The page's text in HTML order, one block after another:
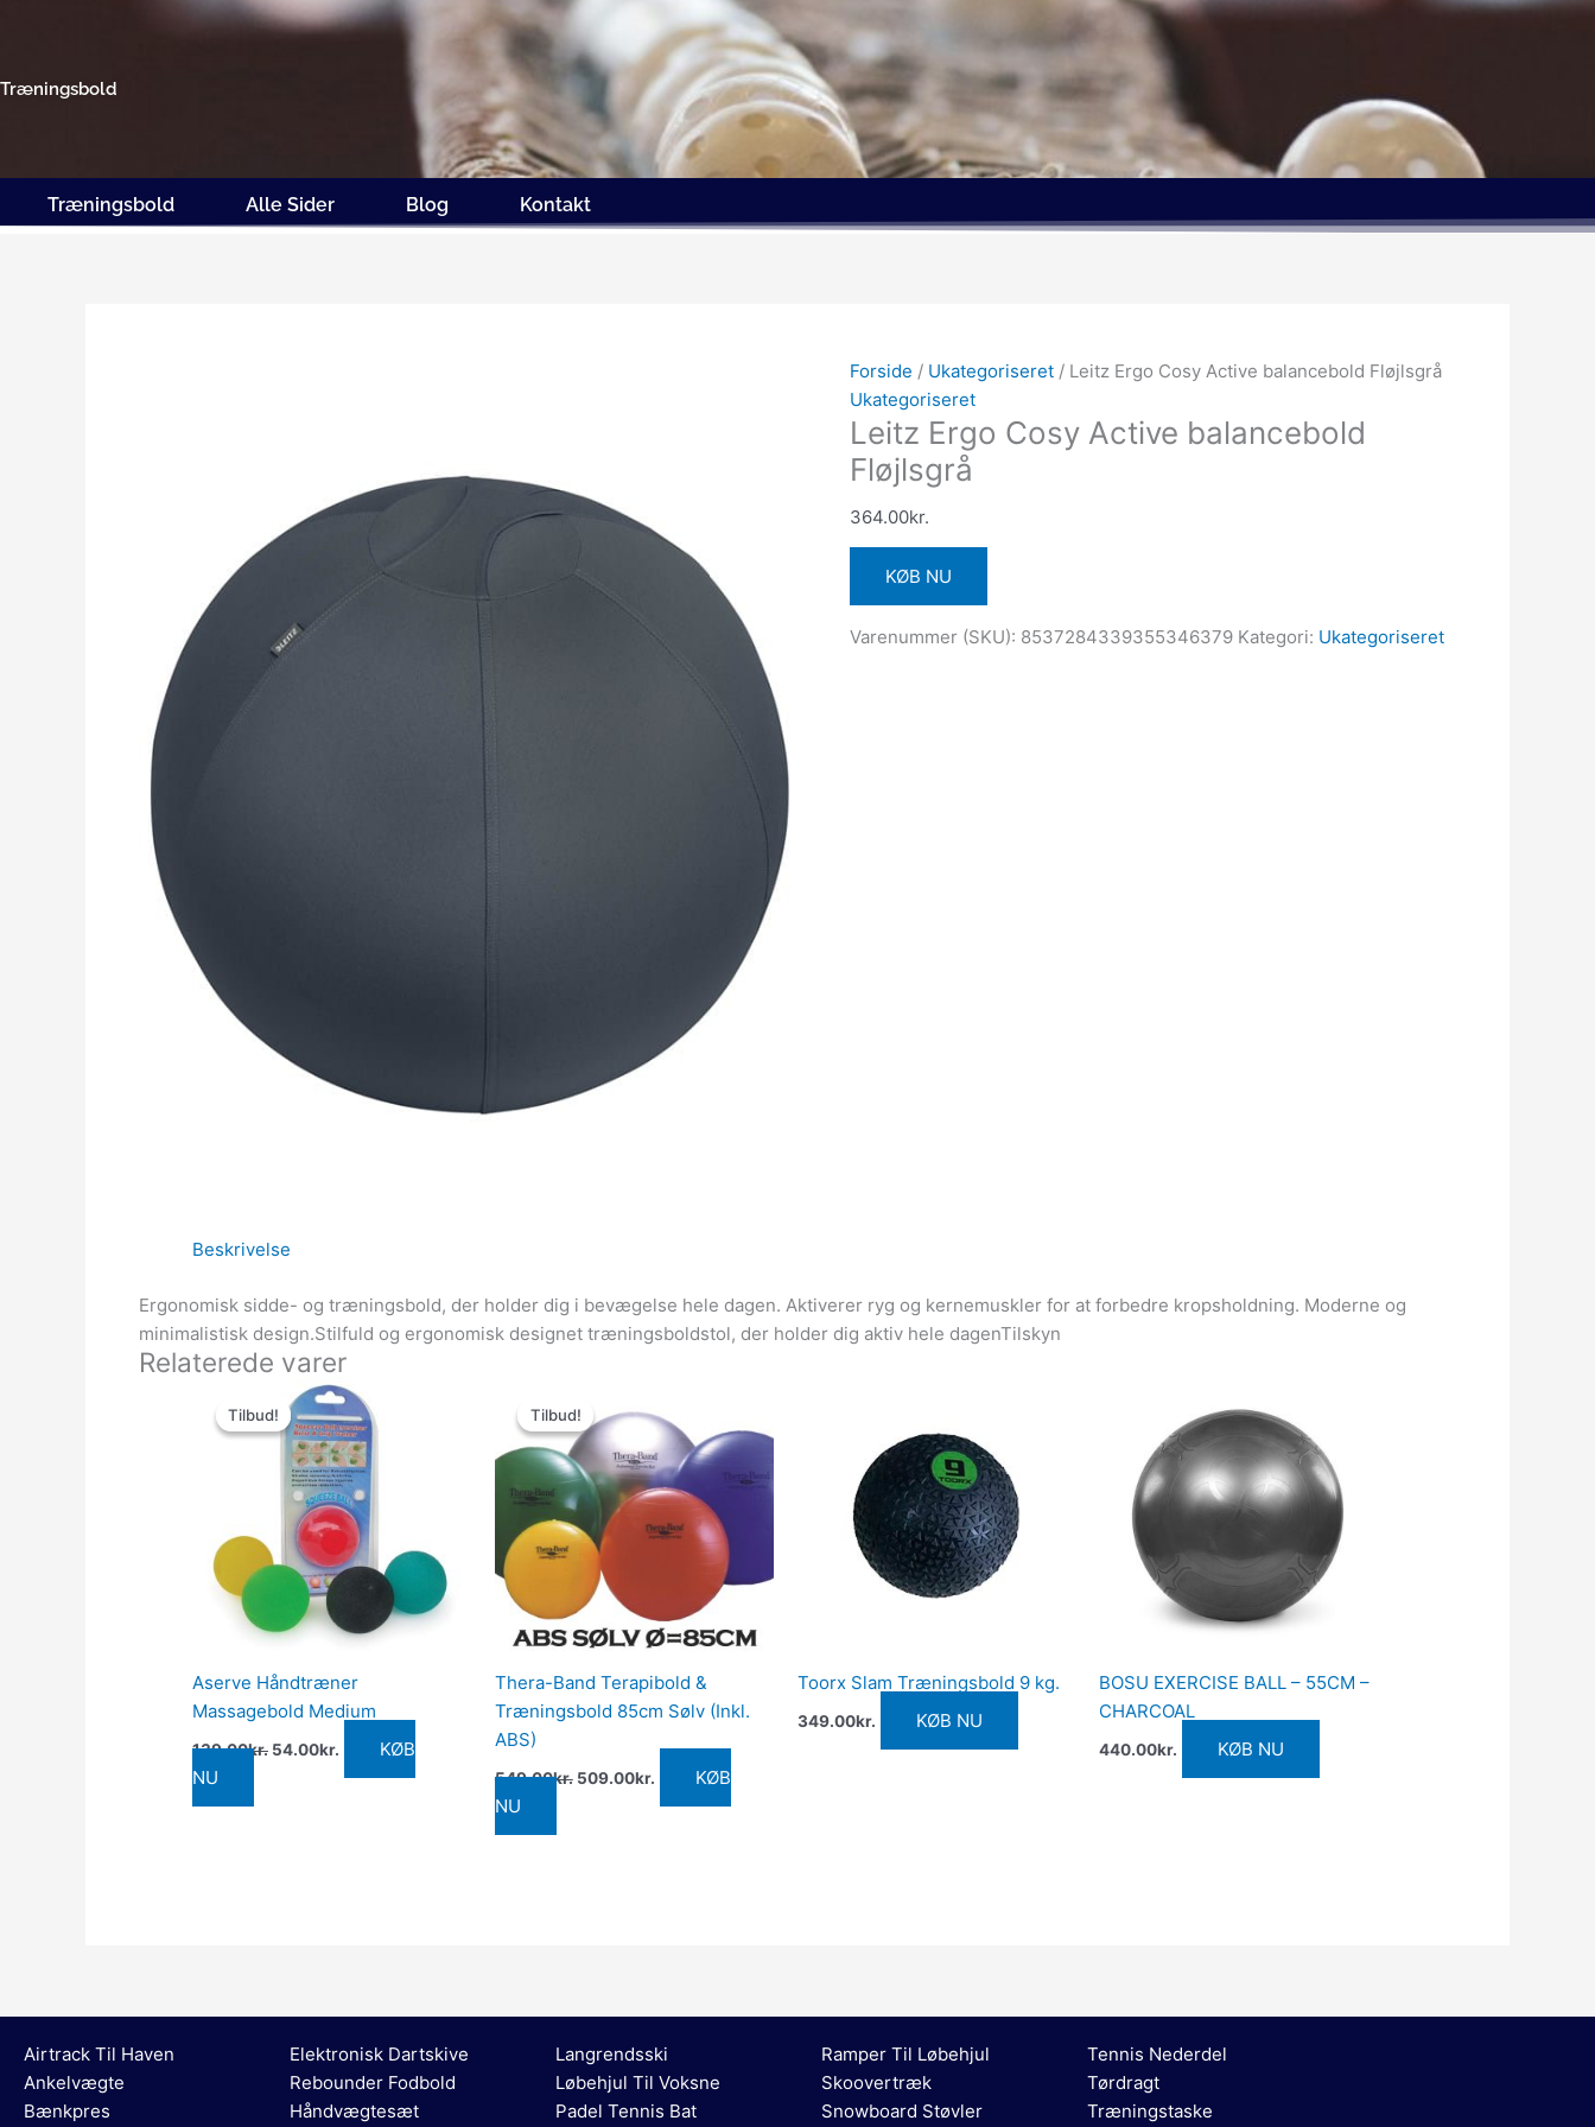
Træningsbold
Træningsbold Alle Sider Blog Kontakt
Forside / Ukategoriseret / Leitz Ergo Cosy Active balancebold Fløjlsgrå
Ukategoriseret
Leitz Ergo Cosy Active balancebold
Fløjlsgrå
364.00kr.
KØB NU
Varenummer (SKU): 8537284339355346379 Kategori: Ukategoriseret
Beskrivelse
Ergonomisk sidde- og træningsbold, der holder dig i bevægelse hele dagen. Aktiverer ryg og kernemuskler for at forbedre kropsholdning. Moderne og
minimalistisk design.Stilfuld og ergonomisk designet træningsboldstol, der holder dig aktiv hele dagenTilskyn
Relaterede varer
Tilbud!
Tilbud!
Aserve Håndtræner
Massagebold Medium
139.00kr.
oprindelige
pris
var:
139.00kr..
54.00kr.
Den
aktuelle
pris
er:
54.00kr..
KØB
NU
Tilbud!
Tilbud!
Thera-Band Terapibold &
Træningsbold 85cm Sølv (Inkl.
ABS)
549.00kr.
oprindelige
pris
var:
549.00kr..
509.00kr.
pris
er:
509.00kr..
KØB
NU
Toorx Slam Træningsbold 9 kg.
349.00kr. KØB NU
BOSU EXERCISE BALL – 55CM –
CHARCOAL
440.00kr. KØB NU
Airtrack Til Haven
Ankelvægte
Bænkpres
Elektronisk Dartskive
Rebounder Fodbold
Håndvægtesæt
Langrendsski
Løbehjul Til Voksne
Padel Tennis Bat
Ramper Til Løbehjul
Skoovertræk
Snowboard Støvler
Tennis Nederdel
Tørdragt
Træningstaske